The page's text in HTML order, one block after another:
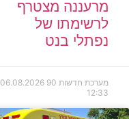
מרעננה מצטרף
לרשימתו של
נפתלי בנט
מערכת חדשות 90
06.08.2026
12:33